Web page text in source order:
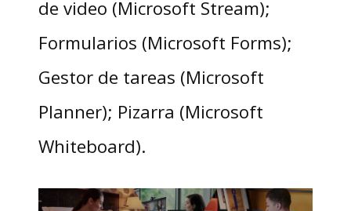
de video (Microsoft Stream);
Formularios (Microsoft Forms);
Gestor de tareas (Microsoft
Planner); Pizarra (Microsoft
Whiteboard).